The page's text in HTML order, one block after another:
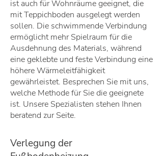
ist auch für Wohnräume geeignet, die
mit Teppichboden ausgelegt werden
sollen. Die schwimmende Verbindung
ermöglicht mehr Spielraum für die
Ausdehnung des Materials, während
eine geklebte und feste Verbindung eine
höhere Wärmeleitfähigkeit
gewährleistet. Besprechen Sie mit uns,
welche Methode für Sie die geeignete
ist. Unsere Spezialisten stehen Ihnen
beratend zur Seite.
Verlegung der